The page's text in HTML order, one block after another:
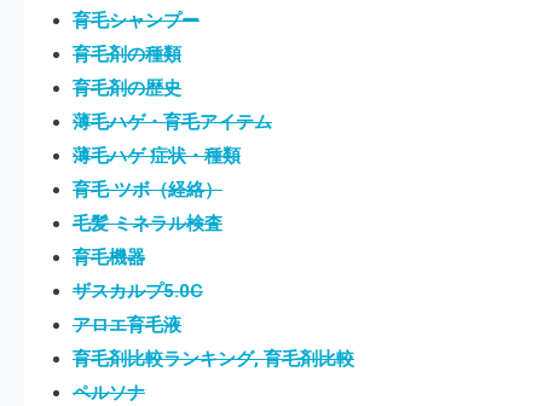
育毛シャンプー
育毛剤の種類
育毛剤の歴史
薄毛ハゲ・育毛アイテム
薄毛ハゲ 症状・種類
育毛 ツボ（経絡）
毛髪 ミネラル検査
育毛機器
ザスカルプ5.0C
アロエ育毛液
育毛剤比較ランキング, 育毛剤比較
ペルソナ